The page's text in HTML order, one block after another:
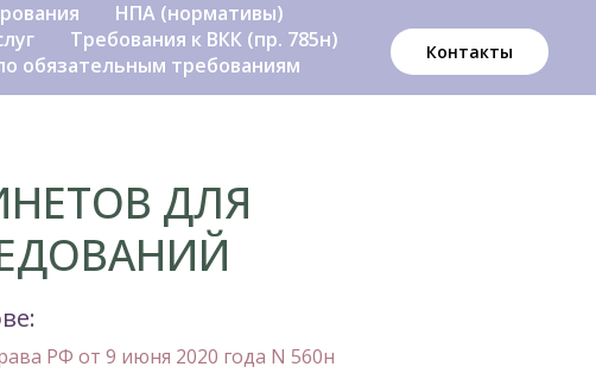
НПА (нормативы)
Требования к ВКК (пр. 785н)
обязательным требованиям
Контакты
ДЛЯ
РФ от 9 июня 2020 года N 560н